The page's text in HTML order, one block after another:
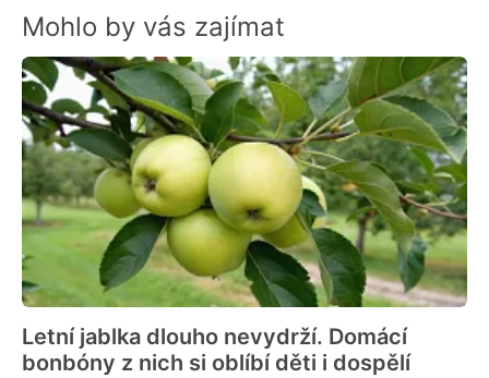
Mohlo by vás zajímat
Letní jablka dlouho nevydrží. Domácí
bonbóny z nich si oblíbí děti i dospělí